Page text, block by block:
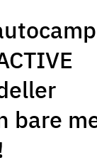
JUST
bare